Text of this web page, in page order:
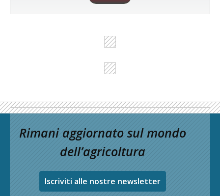
Rimani aggiornato sul mondo
dell’agricoltura
Iscriviti alle nostre newsletter